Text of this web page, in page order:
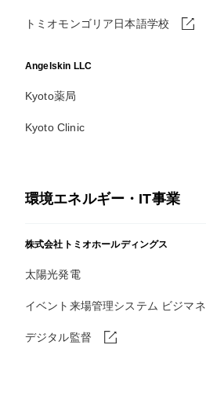
トミオモンゴリア日本語学校
Angelskin LLC
Kyoto薬局
Kyoto Clinic
環境エネルギー・IT事業
株式会社トミオホールディングス
太陽光発電
イベント来場管理システム ビジマネ
デジタル監督